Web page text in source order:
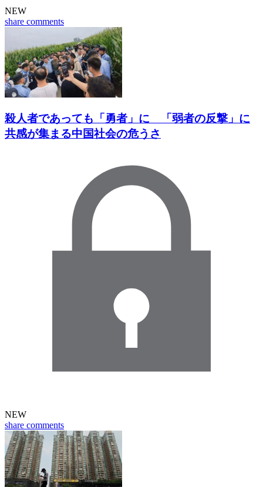
NEW
share comments
殺人者であっても「勇者」に 「弱者の反撃」に
共感が集まる中国社会の危うさ
NEW
share comments